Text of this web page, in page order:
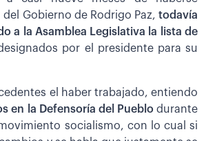
Gobierno de Rodrigo Paz, todavía
a la Asamblea Legislativa la lista de
por el presidente para su
el haber trabajado, entiendo
en la Defensoría del Pueblo durante
socialismo, con lo cual si